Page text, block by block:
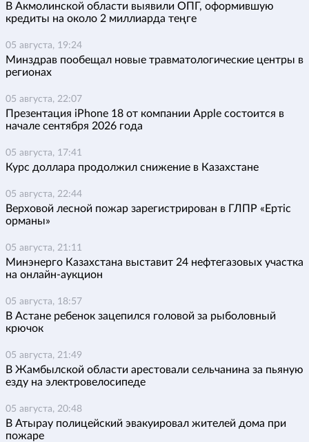
В Акмолинской области выявили ОПГ, оформившую
кредиты на около 2 миллиарда теңге
05 августа, 19:24
Минздрав пообещал новые травматологические центры в
регионах
05 августа, 22:07
Презентация iPhone 18 от компании Apple состоится в
начале сентября 2026 года
05 августа, 17:41
Курс доллара продолжил снижение в Казахстане
05 августа, 22:44
Верховой лесной пожар зарегистрирован в ГЛПР «Ертіс
орманы»
05 августа, 21:11
Минэнерго Казахстана выставит 24 нефтегазовых участка
на онлайн-аукцион
05 августа, 18:57
В Астане ребенок зацепился головой за рыболовный
крючок
05 августа, 21:49
В Жамбылской области арестовали сельчанина за пьяную
езду на электровелосипеде
05 августа, 20:48
В Атырау полицейский эвакуировал жителей дома при
пожаре